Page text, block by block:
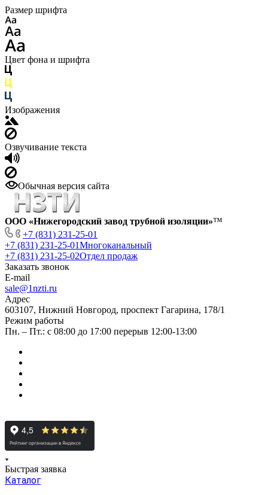
Размер шрифта
Цвет фона и шрифта
Изображения
Озвучивание текста
Обычная версия сайта
ООО «Нижегородский завод трубной изоляции»™
+7 (831) 231-25-01
+7 (831) 231-25-01Многоканальный
+7 (831) 231-25-02Отдел продаж
Заказать звонок
E-mail
sale@1nzti.ru
Адрес
603107, Нижний Новгород, проспект Гагарина, 178/1
Режим работы
Пн. – Пт.: с 08:00 до 17:00 перерыв 12:00-13:00
Быстрая заявка
Каталог